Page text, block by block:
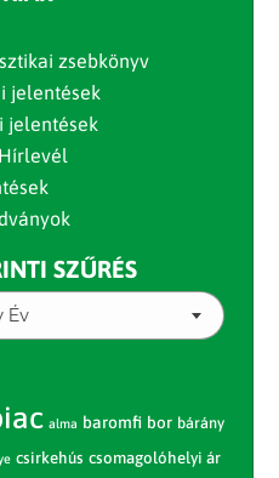
zsebkönyv
jelentések
jelentések
SZŰRÉS
Év
alma baromfi bor bárány
csirkehús csomagolóhelyi ár